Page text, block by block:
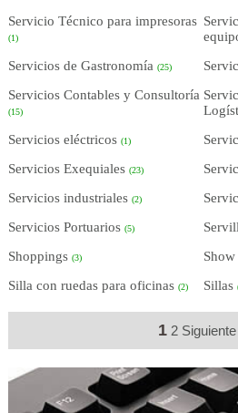
Servicio Técnico para impresoras
(1)
Servicios de Gastronomía (25)
Servicios Contables y Consultoría
(15)
Servicios eléctricos (1)
Servicios Exequiales (23)
Servicios industriales (2)
Servicios Portuarios (5)
Shoppings (3) Show
Silla con ruedas para oficinas (2) Sillas
1 2 Siguiente